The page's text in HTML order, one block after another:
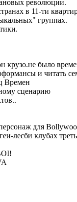
революции.
в 11-ти
группах.
крузо.не было
и
Времен
сценарию
для
лесби клубах